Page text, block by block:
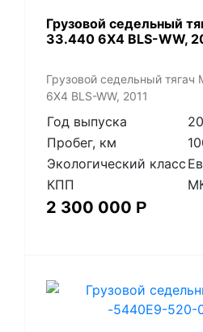
​Грузовой седельный
33.440 6X4 BLS-WW,
​Грузовой седельный тягач
6X4 BLS-WW, 2011
Год выпуска
Пробег, км
Экологический класс
КПП
2 300 000 Р